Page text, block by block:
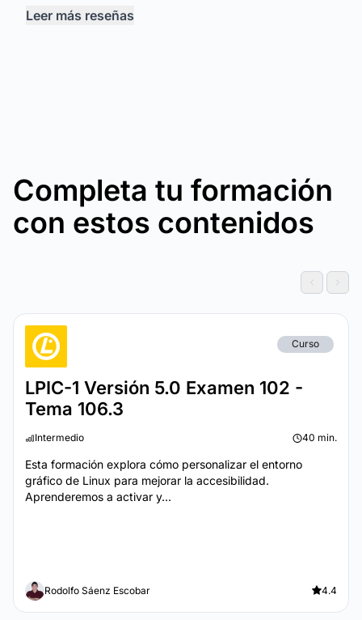
Leer más reseñas
Completa tu formación
con estos contenidos
Curso
LPIC-1 Versión 5.0 Examen 102 -
Tema 106.3
Intermedio 40 min.
Esta formación explora cómo personalizar el entorno
gráfico de Linux para mejorar la accesibilidad.
Aprenderemos a activar y...
Rodolfo Sáenz Escobar 4.4